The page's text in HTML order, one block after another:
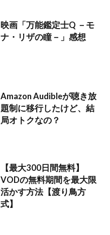
映画「万能鑑定士Q －モ
ナ・リザの瞳－」感想
Amazon Audibleが聴き放
題制に移行したけど、結
局オトクなの？
【最大300日間無料】
VODの無料期間を最大限
活かす方法【渡り鳥方
式】